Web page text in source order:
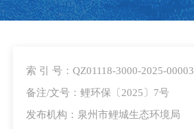
索 引 号：QZ01118-3000-2025-00003
备注/文号：鲤环保〔2025〕7号
发布机构：泉州市鲤城生态环境局